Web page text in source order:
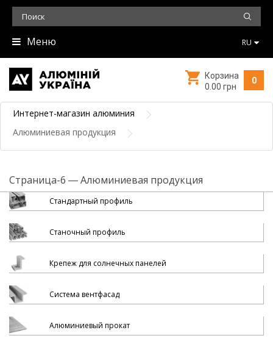
Меню RU
0
Корзина
0.00 грн
Интернет-магазин алюминия
Алюминиевая продукция
Страница-6 ― Алюминиевая продукция
Стандартный профиль
Станочный профиль
Крепеж для солнечных панелей
Система вентфасад
Алюминиевый прокат